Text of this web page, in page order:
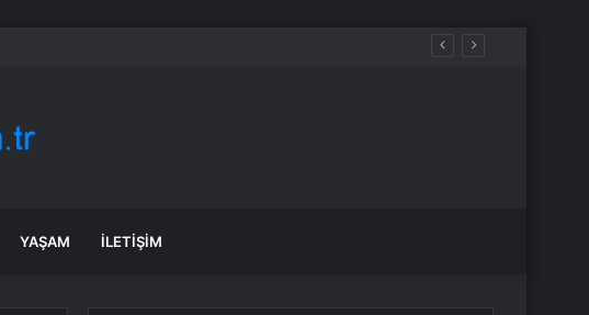
Başkanlık Etti
YAŞAM İLETIŞIM